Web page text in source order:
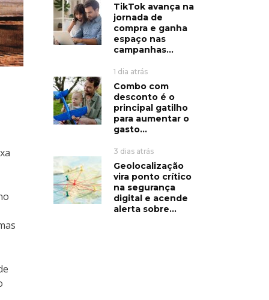
TikTok avança na
jornada de
compra e ganha
espaço nas
campanhas...
1 dia atrás
Combo com
desconto é o
principal gatilho
para aumentar o
gasto...
3 dias atrás
Geolocalização
vira ponto crítico
na segurança
digital e acende
alerta sobre...